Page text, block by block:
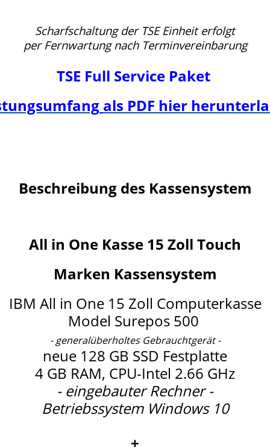
Scharfschaltung der TSE Einheit erfolgt
per Fernwartung nach Terminvereinbarung
TSE Full Service Paket
als PDF hier
Beschreibung des Kassensystem
All in One Kasse 15 Zoll Touch
Marken Kassensystem
IBM All in One 15 Zoll Computerkasse
Model Surepos 500
- generalüberholtes Gebrauchtgerät -
neue 128 GB SSD Festplatte
4 GB RAM, CPU-Intel 2.66 GHz
- eingebauter Rechner -
Betriebssystem Windows 10